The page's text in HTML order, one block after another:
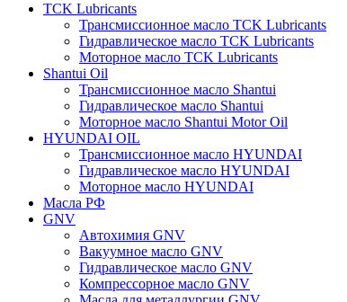
TCK Lubricants
Трансмиссионное масло TCK Lubricants
Гидравлическое масло TCK Lubricants
Моторное масло TCK Lubricants
Shantui Oil
Трансмиссионное масло Shantui
Гидравлическое масло Shantui
Моторное масло Shantui Motor Oil
HYUNDAI OIL
Трансмиссионное масло HYUNDAI
Гидравлическое масло HYUNDAI
Моторное масло HYUNDAI
Масла РФ
GNV
Автохимия GNV
Вакуумное масло GNV
Гидравлическое масло GNV
Компрессорное масло GNV